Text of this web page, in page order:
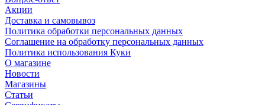
Акции
Доставка и самовывоз
Политика обработки персональных данных
Соглашение на обработку персональных данных
Политика использования Куки
О магазине
Новости
Магазины
Статьи